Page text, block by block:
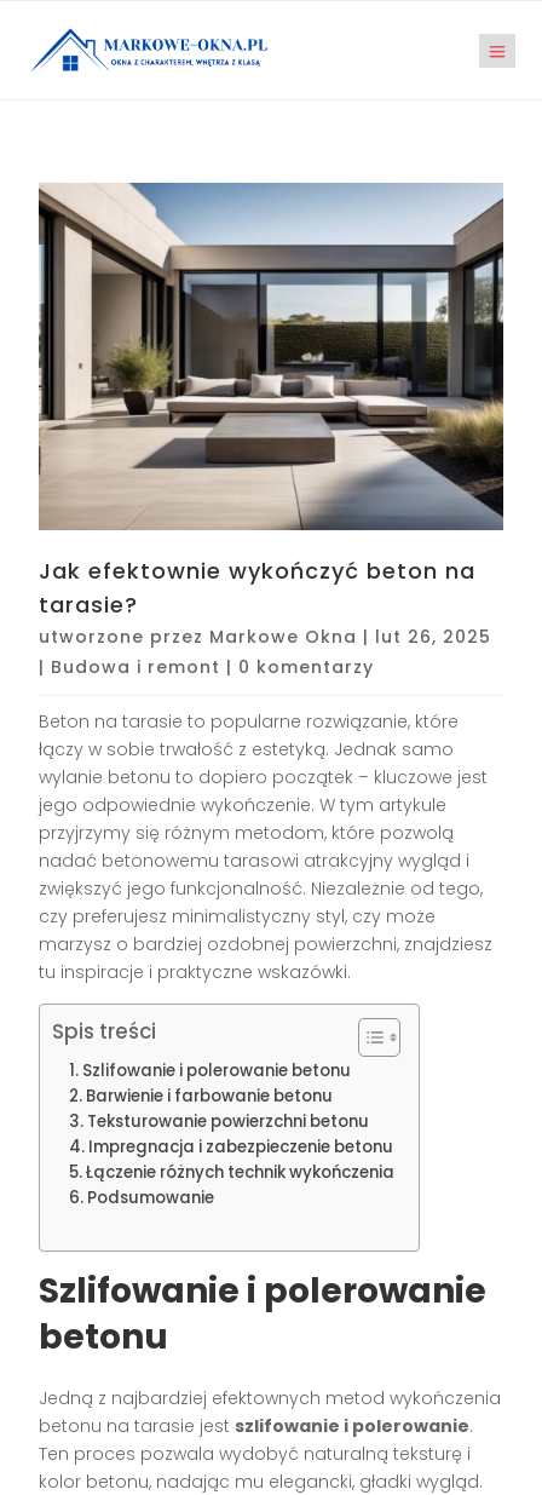
Jak efektownie wykończyć beton na
tarasie?
utworzone przez Markowe Okna | lut 26, 2025
| Budowa i remont | 0 komentarzy
Beton na tarasie to popularne rozwiązanie, które
łączy w sobie trwałość z estetyką. Jednak samo
wylanie betonu to dopiero początek – kluczowe jest
jego odpowiednie wykończenie. W tym artykule
przyjrzymy się różnym metodom, które pozwolą
nadać betonowemu tarasowi atrakcyjny wygląd i
zwiększyć jego funkcjonalność. Niezależnie od tego,
czy preferujesz minimalistyczny styl, czy może
marzysz o bardziej ozdobnej powierzchni, znajdziesz
tu inspiracje i praktyczne wskazówki.
Spis treści
Szlifowanie i polerowanie betonu
Barwienie i farbowanie betonu
Teksturowanie powierzchni betonu
Impregnacja i zabezpieczenie betonu
Łączenie różnych technik wykończenia
Podsumowanie
Szlifowanie i polerowanie
betonu
Jedną z najbardziej efektownych metod wykończenia
betonu na tarasie jest szlifowanie i polerowanie.
Ten proces pozwala wydobyć naturalną teksturę i
kolor betonu, nadając mu elegancki, gładki wygląd.